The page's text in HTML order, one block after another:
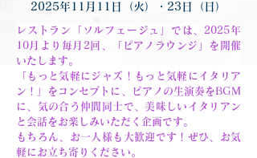
2025年11月11日（火）・23日（日）
レストラン「ソルフェージュ」では、2025年
10月より毎月2回、「ピアノラウンジ」を開催
いたします。
「もっと気軽にジャズ！もっと気軽にイタリア
ン！」をコンセプトに、ピアノの生演奏をBGM
に、気の合う仲間同士で、美味しいイタリアン
と会話をお楽しみいただく企画です。
もちろん、お一人様も大歓迎です！ぜひ、お気
軽にお立ち寄りください。